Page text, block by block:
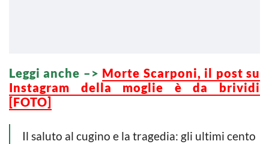
Leggi anche –> Morte Scarponi, il post su
Instagram della moglie è da brividi
[FOTO]
Il saluto al cugino e la tragedia: gli ultimi cento